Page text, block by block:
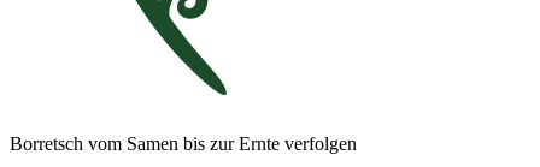
Borretsch vom Samen bis zur Ernte verfolgen